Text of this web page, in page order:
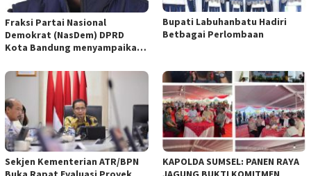
Fraksi Partai Nasional
Demokrat (NasDem) DPRD
Kota Bandung menyampaikan
empat Rancangan Peraturan
Daerah (Raperda) yang
diajukan Pemerintah Kota
Bandung
Bupati Labuhanbatu Hadiri
Betbagai Perlombaan
Sekjen Kementerian ATR/BPN
KAPOLDA SUMSEL: PANEN RAYA